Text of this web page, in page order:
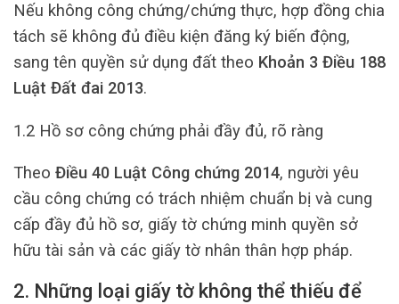
Nếu không công chứng/chứng thực, hợp đồng chia
tách sẽ không đủ điều kiện đăng ký biến động,
sang tên quyền sử dụng đất theo Khoản 3 Điều 188
Luật Đất đai 2013.
1.2 Hồ sơ công chứng phải đầy đủ, rõ ràng
Theo Điều 40 Luật Công chứng 2014, người yêu
cầu công chứng có trách nhiệm chuẩn bị và cung
cấp đầy đủ hồ sơ, giấy tờ chứng minh quyền sở
hữu tài sản và các giấy tờ nhân thân hợp pháp.
2. Những loại giấy tờ không thể thiếu để